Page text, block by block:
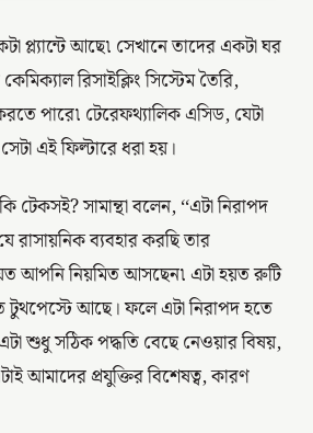
প্ল্যান্টে আছে৷ সেখানে তাদের একটা ঘর
রিসাইক্লিং সিস্টেম তৈরি,
পারে৷ টেরেফথ্যালিক এসিড, যেটা
এই ফিল্টারে ধরা হয়।
টেকসই? সামান্থা বলেন, ‘‘এটা নিরাপদ
ব্যবহার করছি তার
আপনি নিয়মিত আসছেন৷ এটা হয়ত রুটি
টুথপেস্টে আছে। ফলে এটা নিরাপদ হতে
শুধু সঠিক পদ্ধতি বেছে নেওয়ার বিষয়,
আমাদের প্রযুক্তির বিশেষত্ব, কারণ